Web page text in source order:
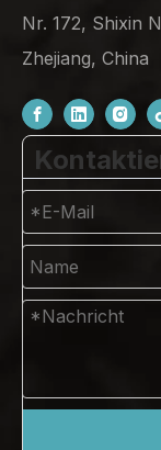
Nr. 172, Shixin
Zhejiang, China